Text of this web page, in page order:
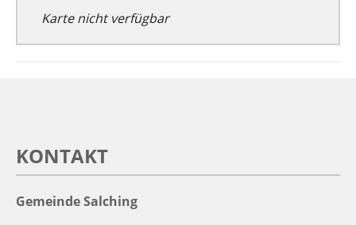
Karte nicht verfügbar
KONTAKT
Gemeinde Salching